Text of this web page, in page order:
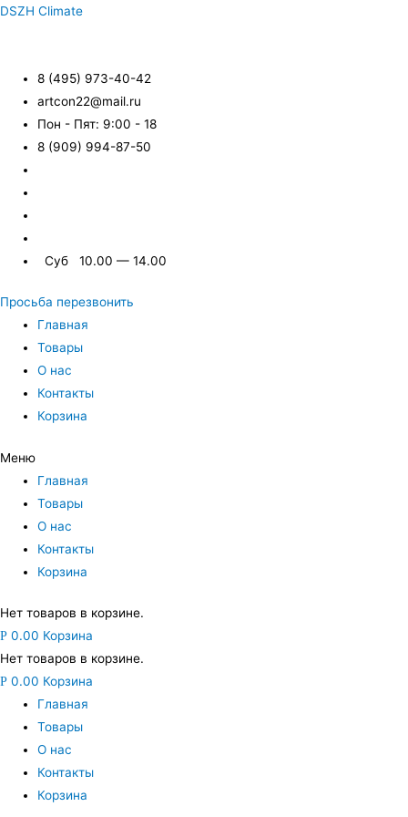
DSZH Climate
8 (495) 973-40-42
artcon22@mail.ru
Пон - Пят: 9:00 - 18
8 (909) 994-87-50
Суб 10.00 — 14.00
Просьба перезвонить
Главная
Товары
О нас
Контакты
Корзина
Меню
Главная
Товары
О нас
Контакты
Корзина
Нет товаров в корзине.
Р 0.00 Корзина
Нет товаров в корзине.
Р 0.00 Корзина
Главная
Товары
О нас
Контакты
Корзина